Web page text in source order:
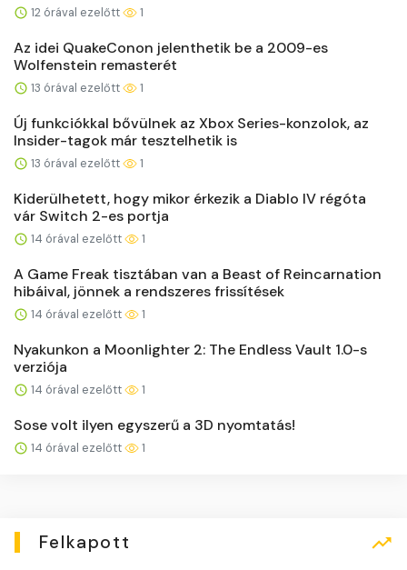
12 órával ezelőtt 1
Az idei QuakeConon jelenthetik be a 2009-es
Wolfenstein remasterét
13 órával ezelőtt 1
Új funkciókkal bővülnek az Xbox Series-konzolok, az
Insider-tagok már tesztelhetik is
13 órával ezelőtt 1
Kiderülhetett, hogy mikor érkezik a Diablo IV régóta
vár Switch 2-es portja
14 órával ezelőtt 1
A Game Freak tisztában van a Beast of Reincarnation
hibáival, jönnek a rendszeres frissítések
14 órával ezelőtt 1
Nyakunkon a Moonlighter 2: The Endless Vault 1.0-s
verziója
14 órával ezelőtt 1
Sose volt ilyen egyszerű a 3D nyomtatás!
14 órával ezelőtt 1
Felkapott